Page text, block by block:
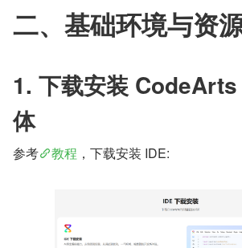
二、基础环境与资
1. 下载安装
体
参考 教程 ，下载安装 IDE: